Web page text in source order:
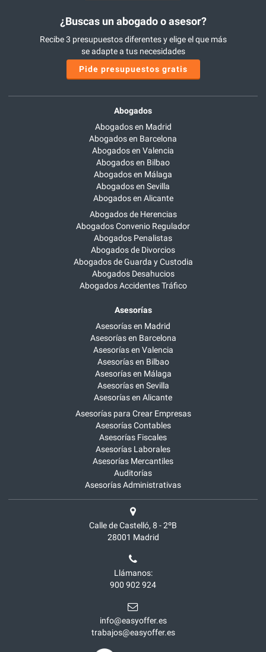
¿Buscas un abogado o asesor?
Recibe 3 presupuestos diferentes y elige el que más
se adapte a tus necesidades
Pide presupuestos gratis
Abogados
Abogados en Madrid
Abogados en Barcelona
Abogados en Valencia
Abogados en Bilbao
Abogados en Málaga
Abogados en Sevilla
Abogados en Alicante
Abogados de Herencias
Abogados Convenio Regulador
Abogados Penalistas
Abogados de Divorcios
Abogados de Guarda y Custodia
Abogados Desahucios
Abogados Accidentes Tráfico
Asesorías
Asesorías en Madrid
Asesorías en Barcelona
Asesorías en Valencia
Asesorías en Bilbao
Asesorías en Málaga
Asesorías en Sevilla
Asesorías en Alicante
Asesorías para Crear Empresas
Asesorías Contables
Asesorías Fiscales
Asesorías Laborales
Asesorías Mercantiles
Auditorías
Asesorías Administrativas
Calle de Castelló, 8 - 2ºB
28001 Madrid
Llámanos:
900 902 924
info@easyoffer.es
trabajos@easyoffer.es